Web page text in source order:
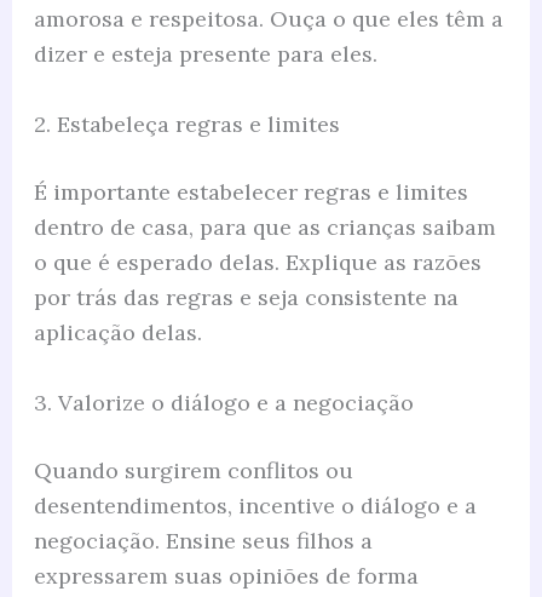
amorosa e respeitosa. Ouça o que eles têm a
dizer e esteja presente para eles.
2. Estabeleça regras e limites
É importante estabelecer regras e limites
dentro de casa, para que as crianças saibam
o que é esperado delas. Explique as razões
por trás das regras e seja consistente na
aplicação delas.
3. Valorize o diálogo e a negociação
Quando surgirem conflitos ou
desentendimentos, incentive o diálogo e a
negociação. Ensine seus filhos a
expressarem suas opiniões de forma